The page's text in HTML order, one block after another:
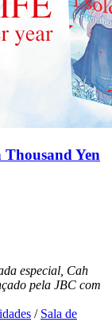
Yen
especial, Cah
pela JBC com
/ Sala de